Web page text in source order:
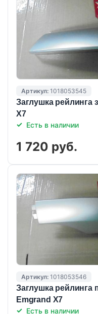
Артикул: 1018053545
Заглушка рейлинга
X7
Есть в наличии
1 720 руб.
Артикул: 1018053546
Заглушка рейлинга
Emgrand X7
Есть в наличии